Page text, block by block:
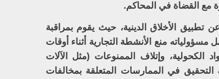
مع القضاة في المحاكم.
تطبيق الأخلاق الدينية، حيث يقوم بمراقبة
مسؤولياته منع الأنشطة التجارية أثناء أوقات
الكحولية، وإتلاف الممنوعات (مثل الآلات
التحقيق في الممارسات المتعلقة بمخالفات